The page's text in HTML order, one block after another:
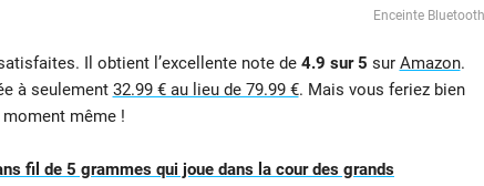
Enceinte Bluetooth
Il obtient l’excellente note de 4.9 sur 5 sur Amazon.
à seulement 32.99 € au lieu de 79.99 €. Mais vous feriez bien
même !
fil de 5 grammes qui joue dans la cour des grands